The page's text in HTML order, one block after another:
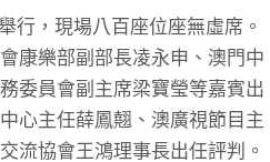
行，現場八百座位座無虛席。
康樂部副部長凌永申、澳門中
委員會副主席梁寶瑩等嘉賓出
心主任薛鳳翹、澳廣視節目主
流協會王鴻理事長出任評判。